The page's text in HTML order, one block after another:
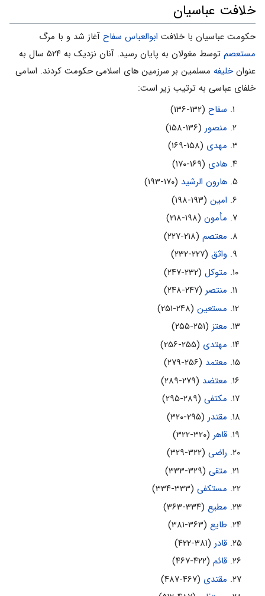
خلافت عباسیان
حکومت عباسیان با خلافت ابوالعباس سفاح آغاز شد و با مرگ
مستعصم
توسط مغولان به پایان رسید. آنان نزدیک به ۵۲۴ سال به
عنوانخلیفه مسلمین بر سرزمین های اسلامی حکومت کردند. اسامی
خلفای عباسی به ترتیب زیر است:
سفاح(۱۳۲-۱۳۶)
منصور (۱۳۶-۱۵۸)
مهدى (۱۵۸-۱۶۹)
هادى (۱۶۹-۱۷۰)
هارون الرشید (۱۷۰-۱۹۳)
امین(۱۹۳-۱۹۸)
مأمون(۱۹۸-۲۱۸)
معتصم(۲۱۸-۲۲۷)
واثق(۲۲۷-۲۳۲)
متوکل(۲۳۲-۲۴۷)
منتصر(۲۴۷-۲۴۸)
مستعین(۲۴۸-۲۵۱)
معتز(۲۵۱-۲۵۵)
مهتدى (۲۵۵-۲۵۶)
معتمد (۲۵۶-۲۷۹)
معتضد (۲۷۹-۲۸۹)
مکتفى(۲۸۹-۲۹۵)
مقتدر (۲۹۵-۳۲۰)
قاهر(۳۲۰-۳۲۲)
راضی(۳۲۲-۳۲۹)
متقی(۳۲۹-۳۳۳)
مستکفى(۳۳۳-۳۳۴)
مطیع(۳۳۴-۳۶۳)
طایع(۳۶۳-۳۸۱)
قادر(۳۸۱-۴۲۲)
قائم(۴۲۲-۴۶۷)
مقتدی (۴۶۷-۴۸۷)